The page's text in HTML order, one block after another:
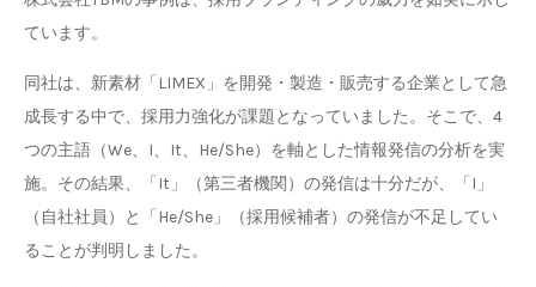
ています。
同社は、新素材「LIMEX」を開発・製造・販売する企業として急
成長する中で、採用力強化が課題となっていました。そこで、4
つの主語（We、I、It、He/She）を軸とした情報発信の分析を実
施。その結果、「It」（第三者機関）の発信は十分だが、「I」
（自社社員）と「He/She」（採用候補者）の発信が不足してい
ることが判明しました。